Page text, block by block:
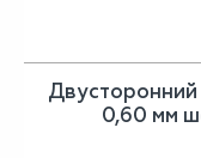
0,60 мм